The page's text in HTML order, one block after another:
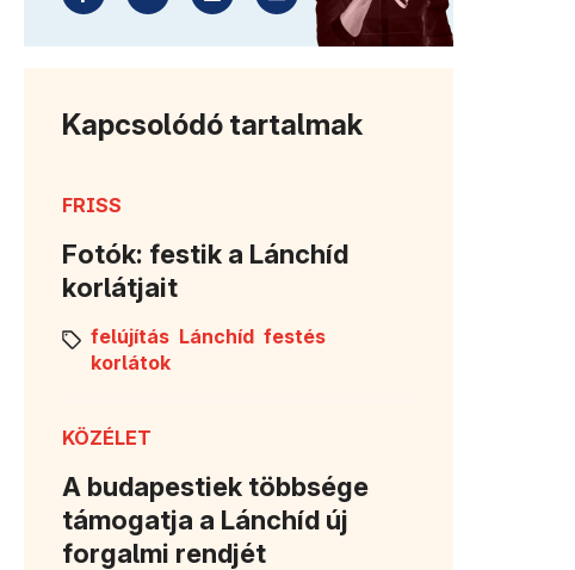
Kapcsolódó tartalmak
FRISS
Fotók: festik a Lánchíd
korlátjait
felújítás Lánchíd festés
korlátok
KÖZÉLET
A budapestiek többsége
támogatja a Lánchíd új
forgalmi rendjét